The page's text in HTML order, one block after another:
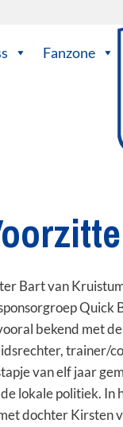
Fanzone
Bart van
Quick
bekend met
trainer/
van elf jaar
lokale politiek. In
dochter Kirsten